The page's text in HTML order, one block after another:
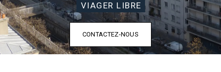
VIAGER LIBRE
CONTACTEZ-NOUS